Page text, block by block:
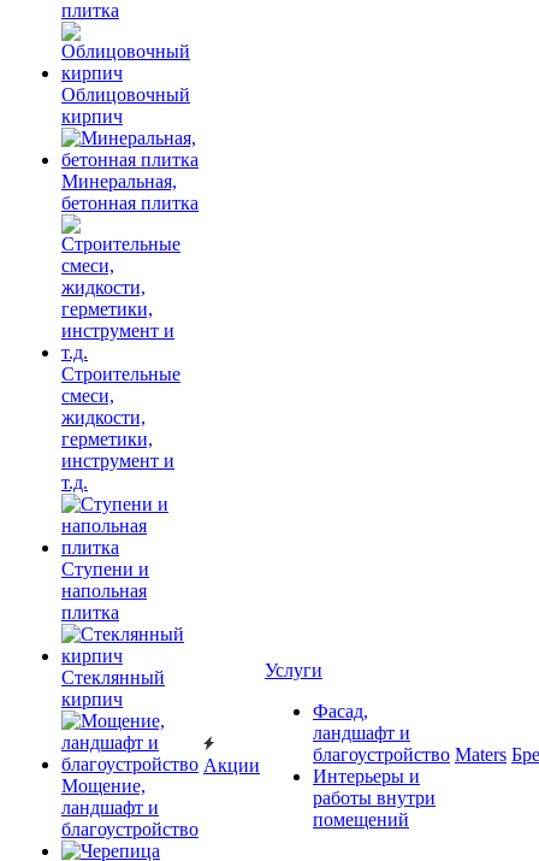
плитка
Облицовочный
кирпич
Минеральная,
бетонная плитка
Строительные
смеси,
жидкости,
герметики,
инструмент и
т.д.
Ступени и
напольная
плитка
Cтеклянный
кирпич
Мощение,
ландшафт и
благоустройство
Акции
Услуги
Фасад,
ландшафт и
благоустройство
Интерьеры и
работы внутри
помещений
Maters